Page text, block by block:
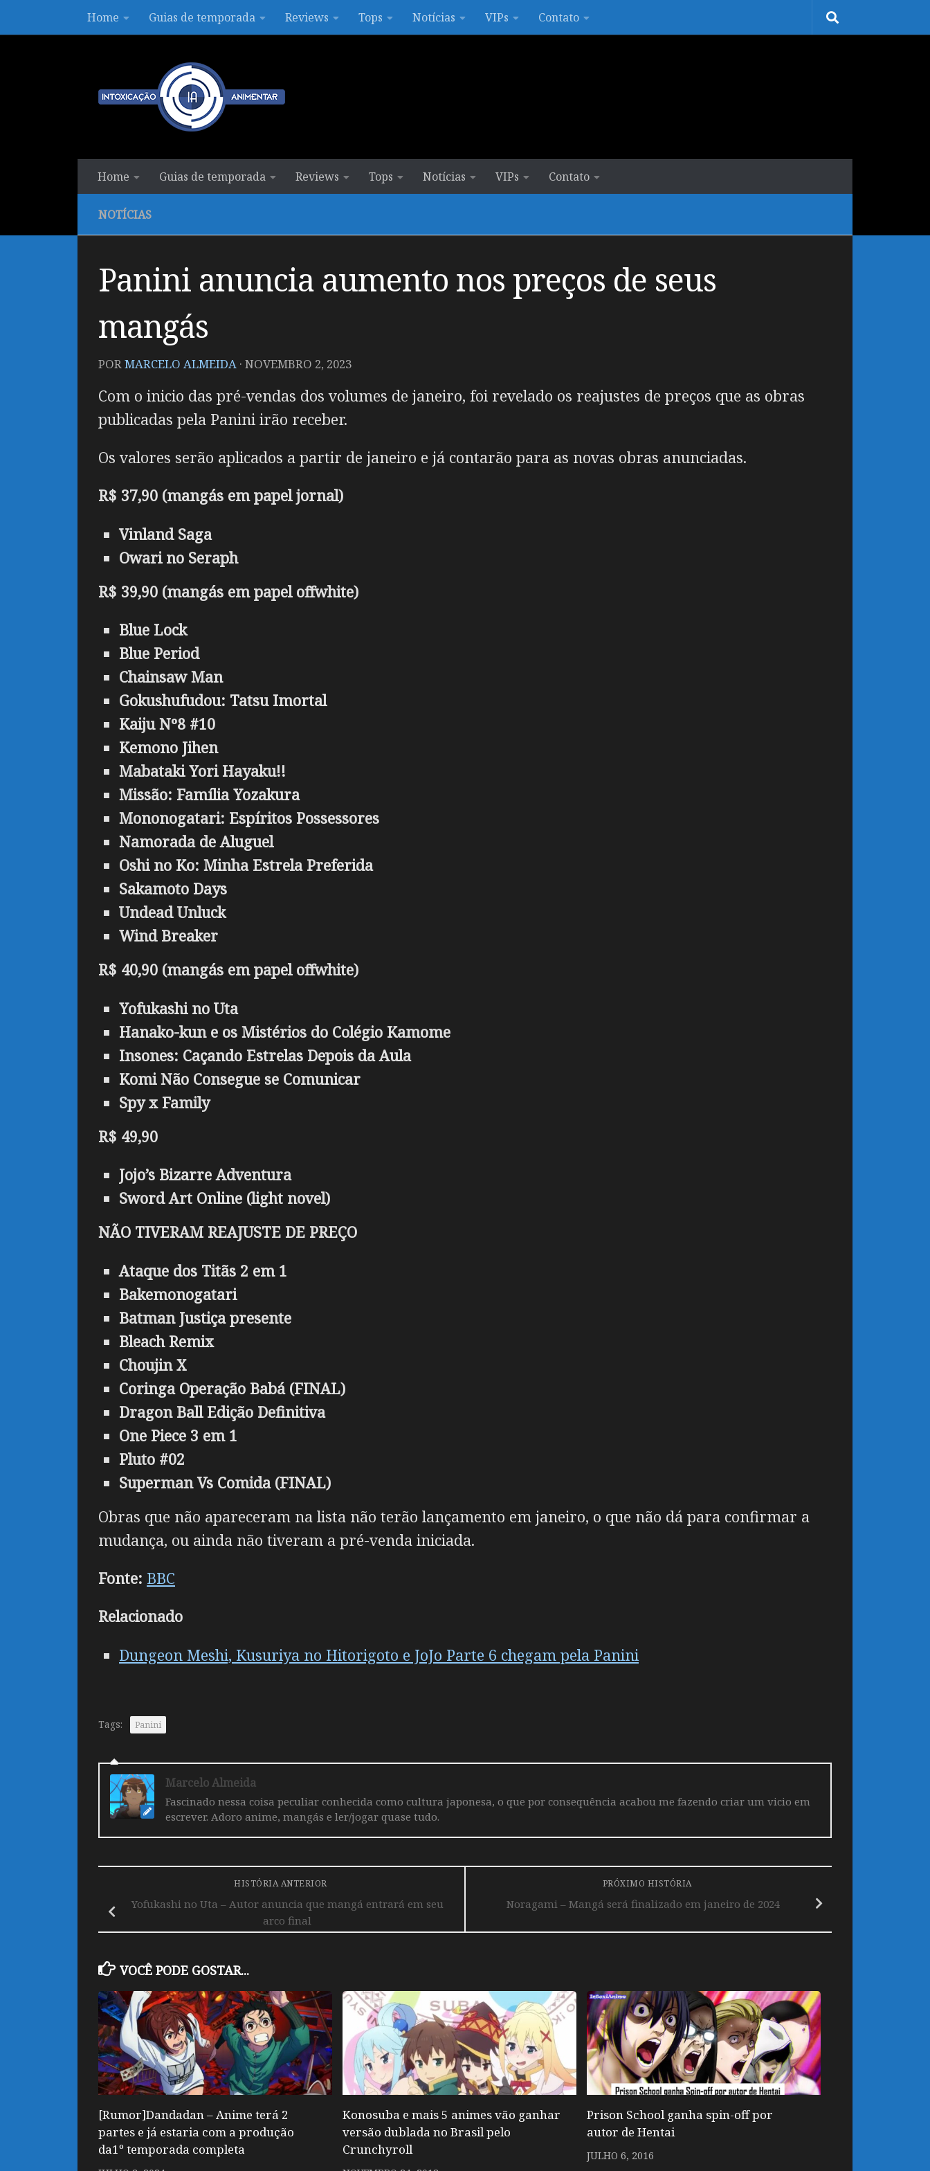
Skip to contentHome Guias de temporada Reviews Tops Notícias VIPs Contato
Home Guias de temporada Reviews Tops Notícias VIPs Contato
NOTÍCIAS
Panini anuncia aumento nos preços de seus
mangás
PORMARCELO ALMEIDA · NOVEMBRO 2, 2023
Com o inicio das pré-vendas dos volumes de janeiro, foi revelado os reajustes de preços que as obras
publicadas pela Panini irão receber.
Os valores serão aplicados a partir de janeiro e já contarão para as novas obras anunciadas.
R$ 37,90 (mangás em papel jornal)
Vinland Saga
Owari no Seraph
R$ 39,90 (mangás em papel offwhite)
Blue Lock
Blue Period
Chainsaw Man
Gokushufudou: Tatsu Imortal
Kaiju Nº8 #10
Kemono Jihen
Mabataki Yori Hayaku!!
Missão: Família Yozakura
Mononogatari: Espíritos Possessores
Namorada de Aluguel
Oshi no Ko: Minha Estrela Preferida
Sakamoto Days
Undead Unluck
Wind Breaker
R$ 40,90 (mangás em papel offwhite)
Yofukashi no Uta
Hanako-kun e os Mistérios do Colégio Kamome
Insones: Caçando Estrelas Depois da Aula
Komi Não Consegue se Comunicar
Spy x Family
R$ 49,90
Jojo’s Bizarre Adventura
Sword Art Online (light novel)
NÃO TIVERAM REAJUSTE DE PREÇO
Ataque dos Titãs 2 em 1
Bakemonogatari
Batman Justiça presente
Bleach Remix
Choujin X
Coringa Operação Babá (FINAL)
Dragon Ball Edição Definitiva
One Piece 3 em 1
Pluto #02
Superman Vs Comida (FINAL)
Obras que não apareceram na lista não terão lançamento em janeiro, o que não dá para confirmar a
mudança, ou ainda não tiveram a pré-venda iniciada.
Fonte: BBC
Relacionado
Dungeon Meshi, Kusuriya no Hitorigoto e JoJo Parte 6 chegam pela Panini
Tags: Panini
Marcelo Almeida
Fascinado nessa coisa peculiar conhecida como cultura japonesa, o que por consequência acabou me fazendo criar um vicio em
escrever. Adoro anime, mangás e ler/jogar quase tudo.
PRÓXIMO HISTÓRIA
Noragami – Mangá será finalizado em janeiro de 2024
HISTÓRIA ANTERIOR
Yofukashi no Uta – Autor anuncia que mangá entrará em seu
arco final
VOCÊ PODE GOSTAR...
[Rumor]Dandadan – Anime terá 2
partes e já estaria com a produção
da1º temporada completa
Konosuba e mais 5 animes vão ganhar
versão dublada no Brasil pelo
Crunchyroll
Prison School ganha spin-off por
autor de Hentai
JULHO 6, 2016